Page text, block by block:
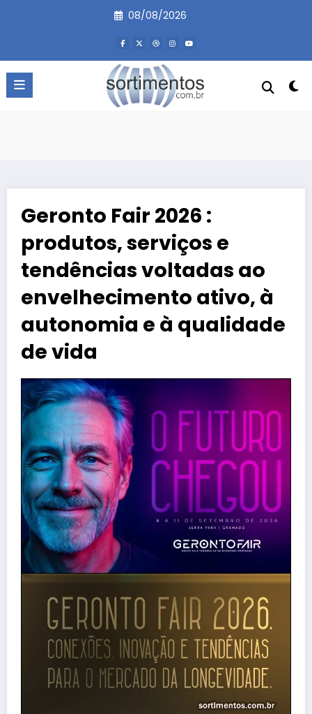
08/08/2026
Geronto Fair 2026 :
produtos, serviços e
tendências voltadas ao
envelhecimento ativo, à
autonomia e à qualidade
de vida